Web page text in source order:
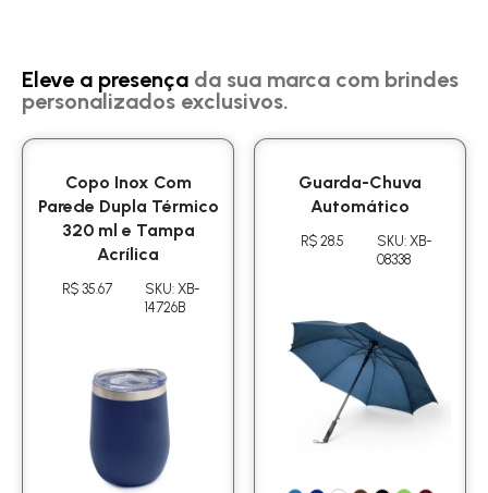
Eleve a presença da sua marca com brindes
personalizados exclusivos.
Copo Inox Com
Parede Dupla Térmico
320 ml e Tampa
Acrílica
R$ 35.67
SKU: XB-
14726B
Guarda-Chuva
Automático
R$ 28.5
SKU: XB-
08338